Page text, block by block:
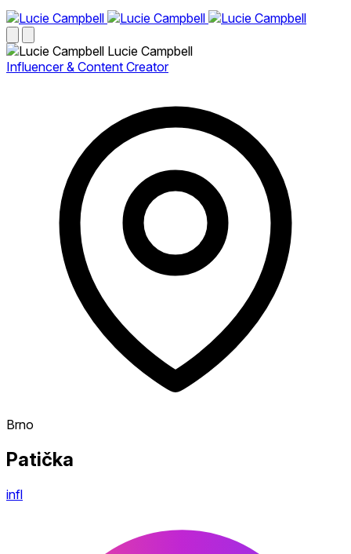
Lucie Campbell
Influencer & Content Creator
Brno
Patička
infl